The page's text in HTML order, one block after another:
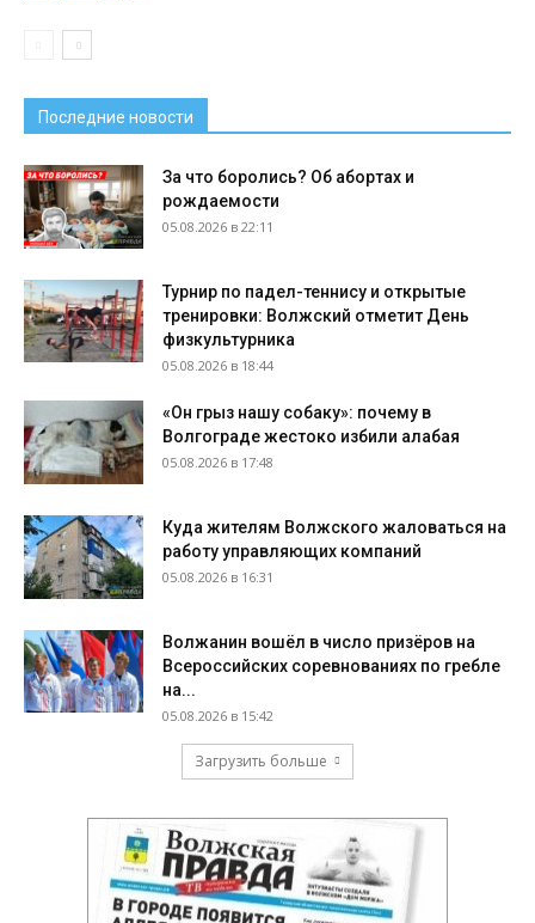
Последние новости
За что боролись? Об абортах и
рождаемости
05.08.2026 в 22:11
Турнир по падел-теннису и открытые
тренировки: Волжский отметит День
физкультурника
05.08.2026 в 18:44
«Он грыз нашу собаку»: почему в
Волгограде жестоко избили алабая
05.08.2026 в 17:48
Куда жителям Волжского жаловаться на
работу управляющих компаний
05.08.2026 в 16:31
Волжанин вошёл в число призёров на
Всероссийских соревнованиях по гребле
на...
05.08.2026 в 15:42
Загрузить больше